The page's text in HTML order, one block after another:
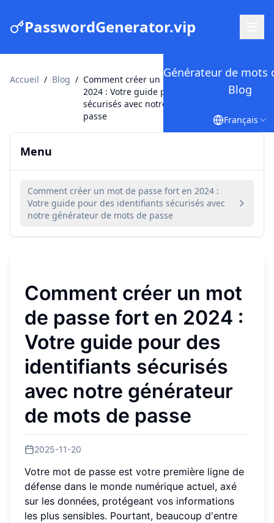
PasswordGenerator.vip
Générateur de mots
Blog
Français
Accueil / Blog / Comment créer un mot de passe fort en
2024 : Votre guide pour des identifiants
sécurisés avec notre générateur de mots de
passe
Menu
Comment créer un mot de passe fort en 2024 :
Votre guide pour des identifiants sécurisés avec
notre générateur de mots de passe
Comment créer un mot
de passe fort en 2024 :
Votre guide pour des
identifiants sécurisés
avec notre générateur
de mots de passe
2025-11-20
Votre mot de passe est votre première ligne de
défense dans le monde numérique actuel, axé
sur les données, protégeant vos informations
les plus sensibles. Pourtant, beaucoup d'entre